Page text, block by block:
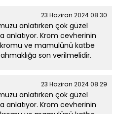
23 Haziran 2024 08:30
anlatırken çok güzel
anlatıyor. Krom cevherinin
ve mamulünü katbe
son verilmelidir.
23 Haziran 2024 08:29
anlatırken çok güzel
anlatıyor. Krom cevherinin